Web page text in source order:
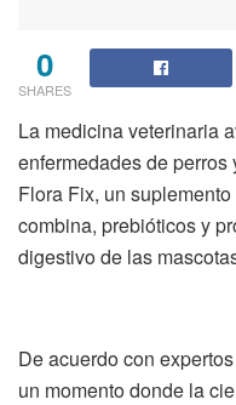
0
SHARES
La medicina veterinaria
enfermedades de
Flora Fix, un
combina, prebióticos y
digestivo de las
De acuerdo con
un momento donde la